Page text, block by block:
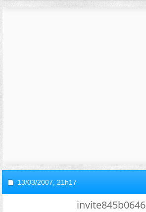
13/03/2007, 21h17
invite845b0646